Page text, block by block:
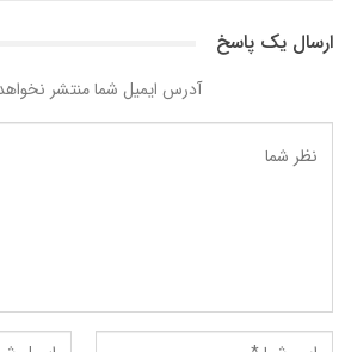
ارسال یک پاسخ
آدرس ایمیل شما منتشر